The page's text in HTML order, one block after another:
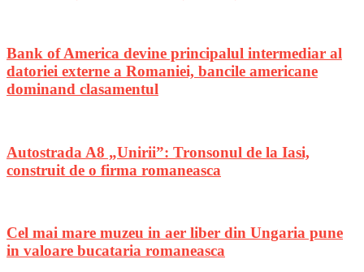
Bank of America devine principalul intermediar al
datoriei externe a Romaniei, bancile americane
dominand clasamentul
Autostrada A8 „Unirii”: Tronsonul de la Iasi,
construit de o firma romaneasca
Cel mai mare muzeu in aer liber din Ungaria pune
in valoare bucataria romaneasca